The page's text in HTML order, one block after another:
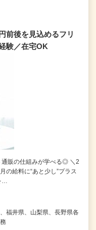
前後を見込めるフリ
験／在宅OK
販の仕組みが学べる◎ ＼2
の給料に“あと少し”プラス
…
福井県、山梨県、長野県各